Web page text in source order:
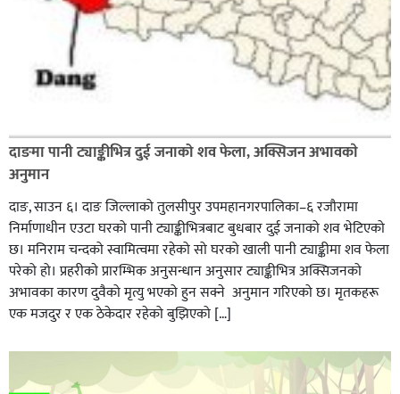
दाङमा पानी ट्याङ्कीभित्र दुई जनाको शव फेला, अक्सिजन अभावकाे
अनुमान
दाङ, साउन ६। दाङ जिल्लाको तुलसीपुर उपमहानगरपालिका–६ रजौरामा
निर्माणाधीन एउटा घरको पानी ट्याङ्कीभित्रबाट बुधबार दुई जनाको शव भेटिएको
छ। मनिराम चन्दको स्वामित्वमा रहेको सो घरको खाली पानी ट्याङ्कीमा शव फेला
परेको हो। प्रहरीकाे प्रारम्भिक अनुसन्धान अनुसार ट्याङ्कीभित्र अक्सिजनको
अभावका कारण दुवैको मृत्यु भएको हुन सक्ने अनुमान गरिएको छ। मृतकहरू
एक मजदुर र एक ठेकेदार रहेको बुझिएको […]